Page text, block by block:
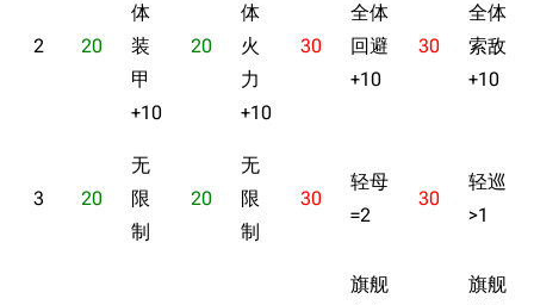
2 20
体
装
甲
+10
20
体
火
力
+10
30
全体
回避
+10
30
全体
索敌
+10
3 20
无
限
制
20
无
限
制
30
轻母
=2
30
轻巡
>1
旗舰
旗舰